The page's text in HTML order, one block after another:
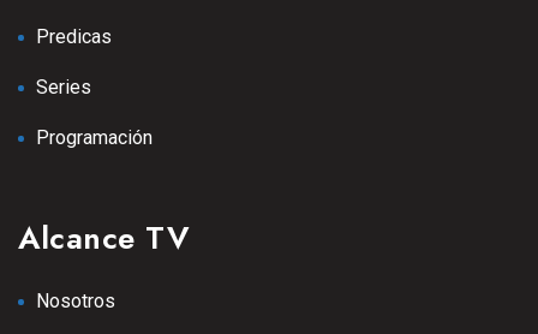
Predicas
Series
Programación
Alcance TV
Nosotros